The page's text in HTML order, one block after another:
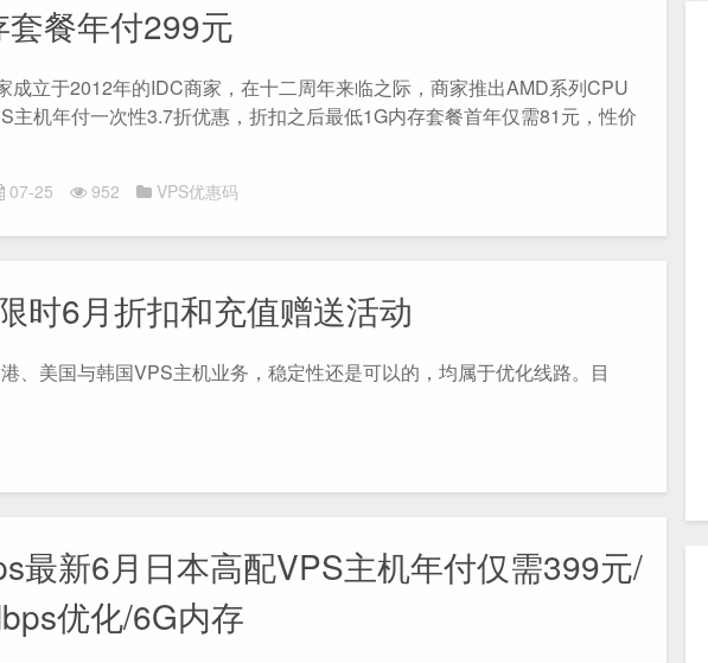
套餐年付299元
成立于2012年的IDC商家，在十二周年来临之际，商家推出AMD系列CPU
主机年付一次性3.7折优惠，折扣之后最低1G内存套餐首年仅需81元，性价
07-25 952 VPS优惠码
时6月折扣和充值赠送活动
、美国与韩国VPS主机业务，稳定性还是可以的，均属于优化线路。目
最新6月日本高配VPS主机年付仅需399元/
优化/6G内存